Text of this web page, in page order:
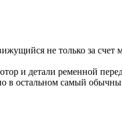
не только за счет
и детали ременной
в остальном самый